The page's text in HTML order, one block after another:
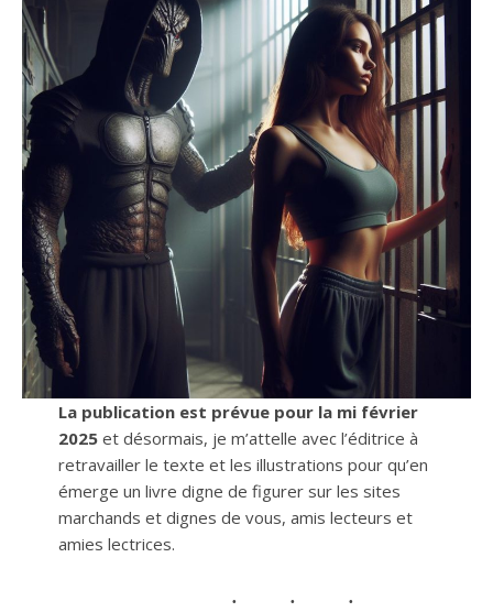
La publication est prévue pour la mi février
2025 et désormais, je m’attelle avec l’éditrice à
retravailler le texte et les illustrations pour qu’en
émerge un livre digne de figurer sur les sites
marchands et dignes de vous, amis lecteurs et
amies lectrices.